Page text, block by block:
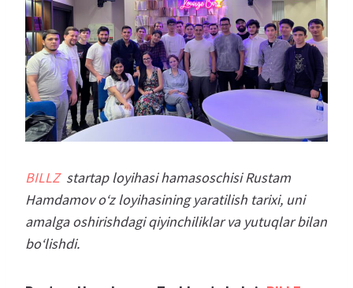
BILLZ startap loyihasi hamasoschisi Rustam
Hamdamov o‘z loyihasining yaratilish tarixi, uni
amalga oshirishdagi qiyinchiliklar va yutuqlar bilan
bo‘lishdi.